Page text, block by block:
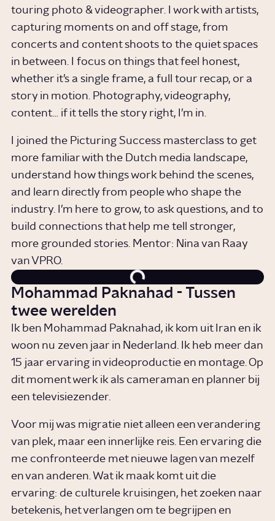
touring photo & videographer. I work with artists,
capturing moments on and off stage, from
concerts and content shoots to the quiet spaces
in between. I focus on things that feel honest,
whether it’s a single frame, a full tour recap, or a
story in motion. Photography, videography,
content… if it tells the story right, I’m in.
I joined the Picturing Success masterclass to get
more familiar with the Dutch media landscape,
understand how things work behind the scenes,
and learn directly from people who shape the
industry. I’m here to grow, to ask questions, and to
build connections that help me tell stronger,
more grounded stories. Mentor: Nina van Raay
van VPRO.
Mohammad Paknahad - Tussen
twee werelden
Ik ben Mohammad Paknahad, ik kom uit Iran en ik
woon nu zeven jaar in Nederland. Ik heb meer dan
15 jaar ervaring in videoproductie en montage. Op
dit moment werk ik als cameraman en planner bij
een televisiezender.
Voor mij was migratie niet alleen een verandering
van plek, maar een innerlijke reis. Een ervaring die
me confronteerde met nieuwe lagen van mezelf
en van anderen. Wat ik maak komt uit die
ervaring: de culturele kruisingen, het zoeken naar
betekenis, het verlangen om te begrijpen en